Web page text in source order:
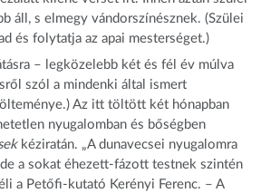
áll, s elmegy vándorszínésznek. (Szülei
és folytatja az apai mesterséget.)
– legközelebb két és fél év múlva
szól a mindenki által ismert
Az itt töltött két hónapban
nyugalomban és bőségben
kéziratán. „A dunavecsei nyugalomra
a sokat éhezett-fázott testnek szintén
a Petőfi-kutató Kerényi Ferenc. – A